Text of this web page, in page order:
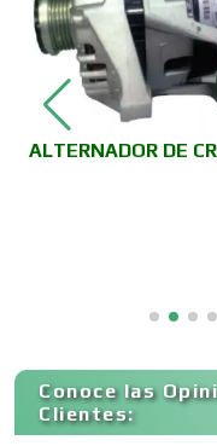
Cámaras de
Camiones
Capacitación
Carnicerías
ALTERNADOR DE
Conoce las
Clientes: